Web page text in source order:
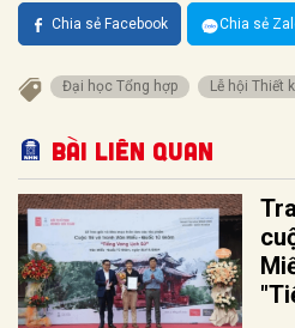
Chia sẻ Facebook Chia sẻ
Đại học Tổng hợp Lễ hội Thiết
Bài liên quan